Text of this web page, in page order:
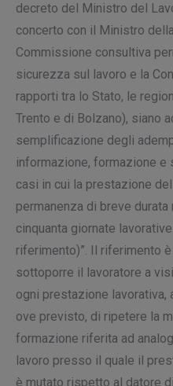
decreto del Ministro del
concerto con il Ministro
Commissione consultiva
sicurezza sul lavoro e la
rapporti tra lo Stato, le
Trento e di Bolzano), siano
semplificazione degli
informazione, formazione e
casi in cui la prestazione
permanenza di breve
cinquanta giornate
riferimento)”. Il riferimento
sottoporre il lavoratore a
ogni prestazione lavorativa,
ove previsto, di ripetere la
formazione riferita ad
lavoro presso il quale il
è mutato rispetto al datore